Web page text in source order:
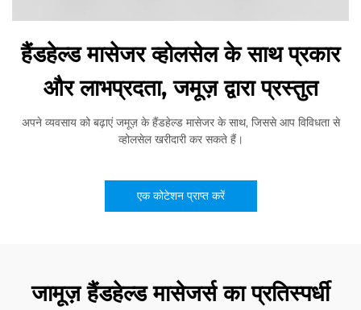
हैंडहेल्ड मासेजर व्होलसेल के साथ प्रकार
और लाभप्रदता, जमूज़ द्वारा प्रस्तुत
अपने व्यवसाय को बढ़ाएं जमूज़ के हैंडहेल्ड मासेजर के साथ, जिससे आप विविधता से
व्होलसेल खरीदारी कर सकते हैं।
एक कोटेशन प्राप्त करें
जामूज़ हैंडहेल्ड मासेजर्स का प्रतिस्पर्धी